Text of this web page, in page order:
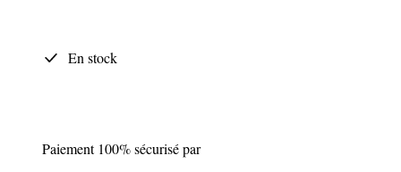
En stock
Paiement 100% sécurisé par